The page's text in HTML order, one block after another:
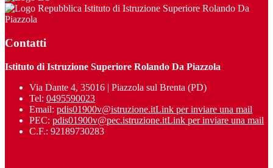
Istituto di Istruzione Superiore Rolando Da
Piazzola
Contatti
Istituto di Istruzione Superiore Rolando Da Piazzola
Via Dante 4, 35016 | Piazzola sul Brenta (PD)
Tel: 0495590023
Email: pdis01900v@istruzione.itLink per inviare una mail
PEC: pdis01900v@pec.istruzione.itLink per inviare una mail
C.F.: 92189730283